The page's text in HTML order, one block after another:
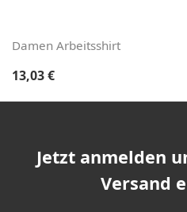
Damen Arbeitsshirt
Regulärer Preis:
13,03 €
Jetzt anmelden
Versand